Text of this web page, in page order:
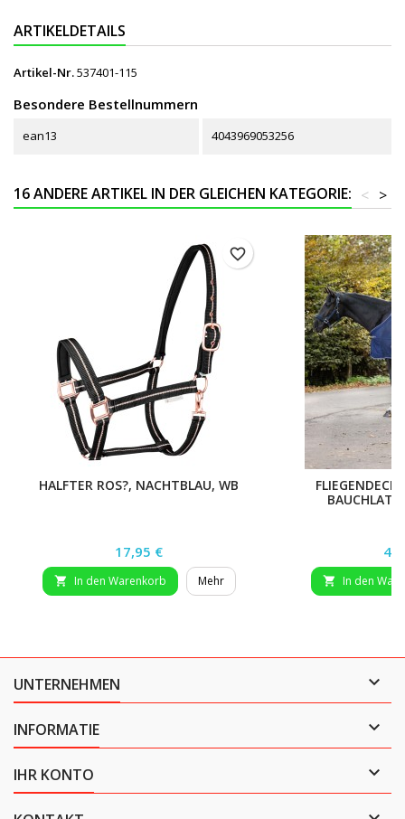
ARTIKELDETAILS
Artikel-Nr.537401-115
Besondere Bestellnummern
ean13 4043969053256
16 ANDERE ARTIKEL IN DER GLEICHEN KATEGORIE: >
<
HALFTER ROS?, NACHTBLAU, WB
Preis
17,95 €
 In den Warenkorb Mehr
favorite_border
 In den
UNTERNEHMEN 
INFORMATIE 
IHR KONTO 